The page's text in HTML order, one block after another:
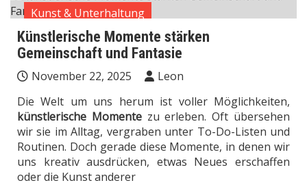
Kunst & Unterhaltung
Künstlerische Momente stärken
Gemeinschaft und Fantasie
November 22, 2025
Leon
Die Welt um uns herum ist voller Möglichkeiten,
künstlerische Momentezu erleben. Oft übersehen
wir sie im Alltag, vergraben unter To-Do-Listen und
Routinen. Doch gerade diese Momente, in denen wir
uns kreativ ausdrücken, etwas Neues erschaffen
oder die Kunst anderer